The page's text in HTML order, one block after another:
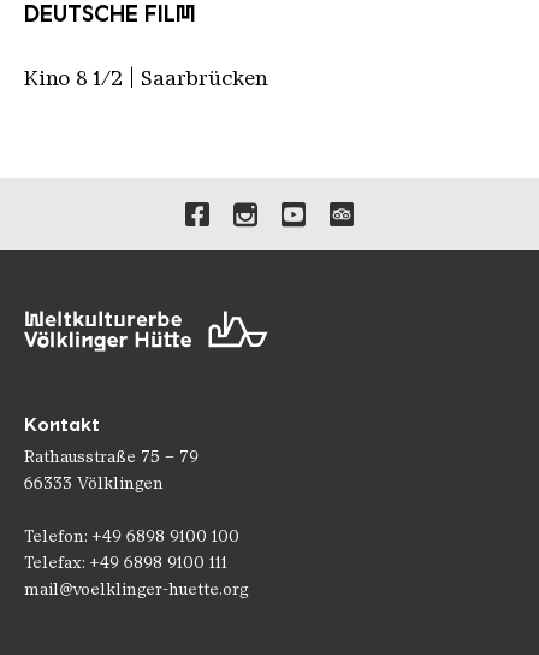
DEUTSCHE FILM
Kino 8 1/2 | Saarbrücken
Verlinkungen zu unseren
Kontakt
Rathausstraße 75 – 79
66333 Völklingen
Telefon: +49 6898 9100 100
Telefax: +49 6898 9100 111
mail@voelklinger-huette.org